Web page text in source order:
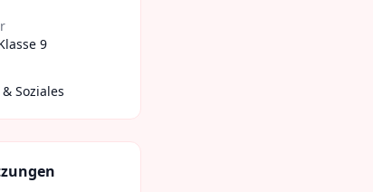
9
Soziales